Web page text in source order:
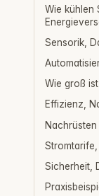
Wie kühlen
Sensorik,
Wie groß
Effizienz,
Sicherheit,